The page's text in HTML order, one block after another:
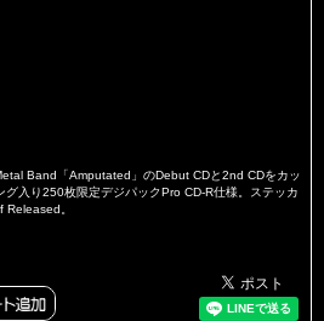
Band「Amputated」のDebut CDと2nd CDをカッ
グ入り250枚限定デジパックPro CD-R仕様。ステッカ
Released。